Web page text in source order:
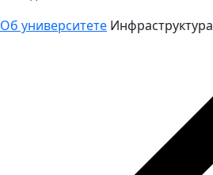
Об университете Инфраструктура